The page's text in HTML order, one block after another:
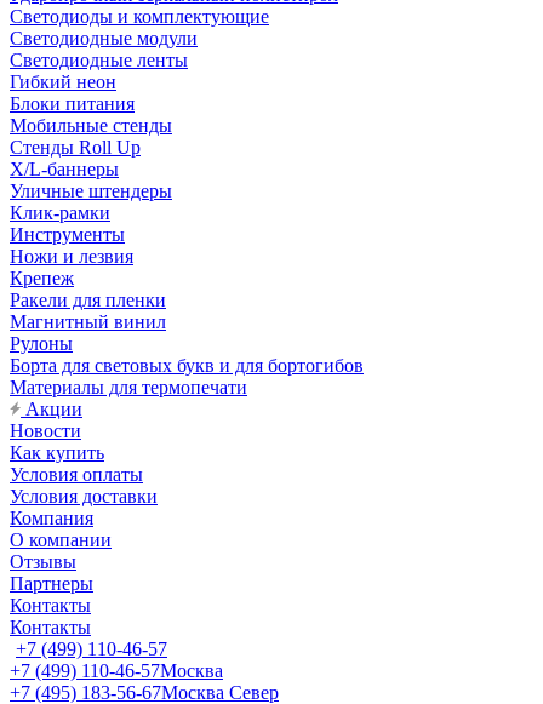
Светодиоды и комплектующие
Светодиодные модули
Светодиодные ленты
Гибкий неон
Блоки питания
Мобильные стенды
Стенды Roll Up
X/L-баннеры
Уличные штендеры
Клик-рамки
Инструменты
Ножи и лезвия
Крепеж
Ракели для пленки
Магнитный винил
Рулоны
Борта для световых букв и для бортогибов
Материалы для термопечати
Акции
Новости
Как купить
Условия оплаты
Условия доставки
Компания
О компании
Отзывы
Партнеры
Контакты
Контакты
+7 (499) 110-46-57
+7 (499) 110-46-57Москва
+7 (495) 183-56-67Москва Север